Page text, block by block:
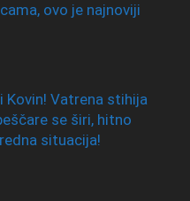
ovo je najnoviji
Kovin! Vatrena stihija
se širi, hitno
situacija!